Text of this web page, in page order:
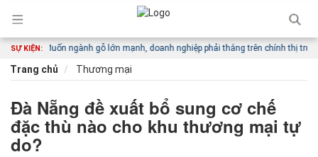
SỰ KIỆN:
Muốn ngành gỗ lớn mạnh, doanh nghiệp phải thắng trên chính thị trường
Trang chủ Thương mại
Đà Nẵng đề xuất bổ sung cơ chế
đặc thù nào cho khu thương mại tự
do?